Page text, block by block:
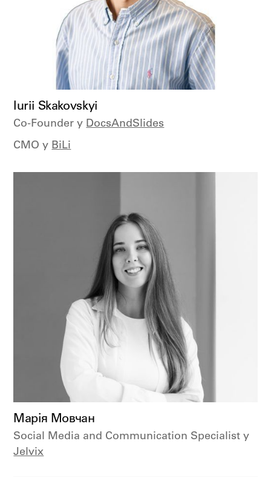
Iurii Skakovskyi
Co-Founder у DocsAndSlides
CMO у BiLi
Марія Мовчан
Social Media and Communication Specialist у
Jelvix